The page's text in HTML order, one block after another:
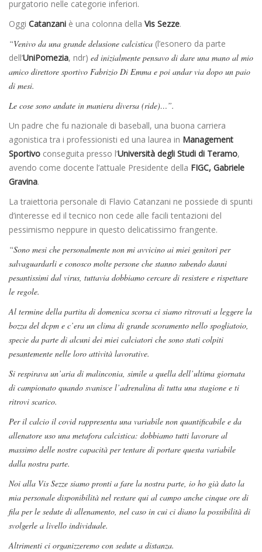
purgatorio nelle categorie inferiori.
Oggi Catanzani è una colonna della Vis Sezze.
“Venivo da una grande delusione calcistica (l’esonero da parte
dell’UniPomezia, ndr) ed inizialmente pensavo di dare una mano al mio
amico direttore sportivo Fabrizio Di Emma e poi andar via dopo un paio
di mesi.
Le cose sono andate in maniera diversa (ride)…”.
Un padre che fu nazionale di baseball, una buona carriera
agonistica tra i professionisti ed una laurea in Management
Sportivo conseguita presso l’Università degli Studi di Teramo,
avendo come docente l’attuale Presidente della FIGC, Gabriele
Gravina.
La traiettoria personale di Flavio Catanzani ne possiede di spunti
d’interesse ed il tecnico non cede alle facili tentazioni del
pessimismo neppure in questo delicatissimo frangente.
“Sono mesi che personalmente non mi avvicino ai miei genitori per
salvaguardarli e conosco molte persone che stanno subendo danni
pesantissimi dal virus, tuttavia dobbiamo cercare di resistere e rispettare
le regole.
Al termine della partita di domenica scorsa ci siamo ritrovati a leggere la
bozza del dcpm e c’era un clima di grande scoramento nello spogliatoio,
specie da parte di alcuni dei miei calciatori che sono stati colpiti
pesantemente nelle loro attività lavorative.
Si respirava un’aria di malinconia, simile a quella dell’ultima giornata
di campionato quando svanisce l’adrenalina di tutta una stagione e ti
ritrovi scarico.
Per il calcio il covid rappresenta una variabile non quantificabile e da
allenatore uso una metafora calcistica: dobbiamo tutti lavorare al
massimo delle nostre capacità per tentare di portare questa variabile
dalla nostra parte.
Noi alla Vis Sezze siamo pronti a fare la nostra parte, io ho già dato la
mia personale disponibilità nel restare qui al campo anche cinque ore di
fila per le sedute di allenamento, nel caso in cui ci diano la possibilità di
svolgerle a livello individuale.
Altrimenti ci organizzeremo con sedute a distanza.